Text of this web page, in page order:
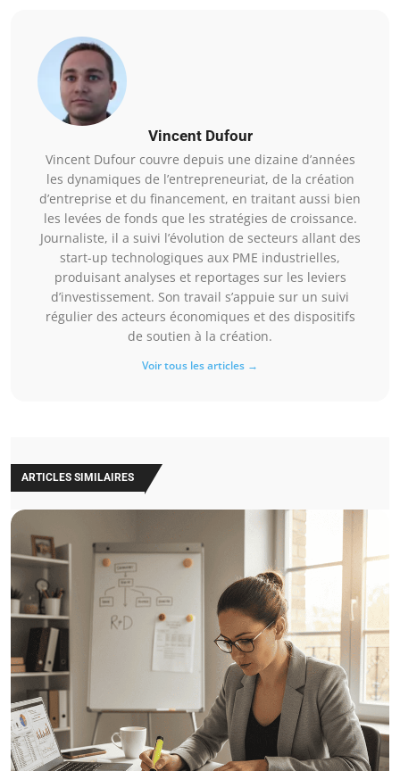
Vincent Dufour
Vincent Dufour couvre depuis une dizaine d’années
les dynamiques de l’entrepreneuriat, de la création
d’entreprise et du financement, en traitant aussi bien
les levées de fonds que les stratégies de croissance.
Journaliste, il a suivi l’évolution de secteurs allant des
start-up technologiques aux PME industrielles,
produisant analyses et reportages sur les leviers
d’investissement. Son travail s’appuie sur un suivi
régulier des acteurs économiques et des dispositifs
de soutien à la création.
Voir tous les articles →
ARTICLES SIMILAIRES